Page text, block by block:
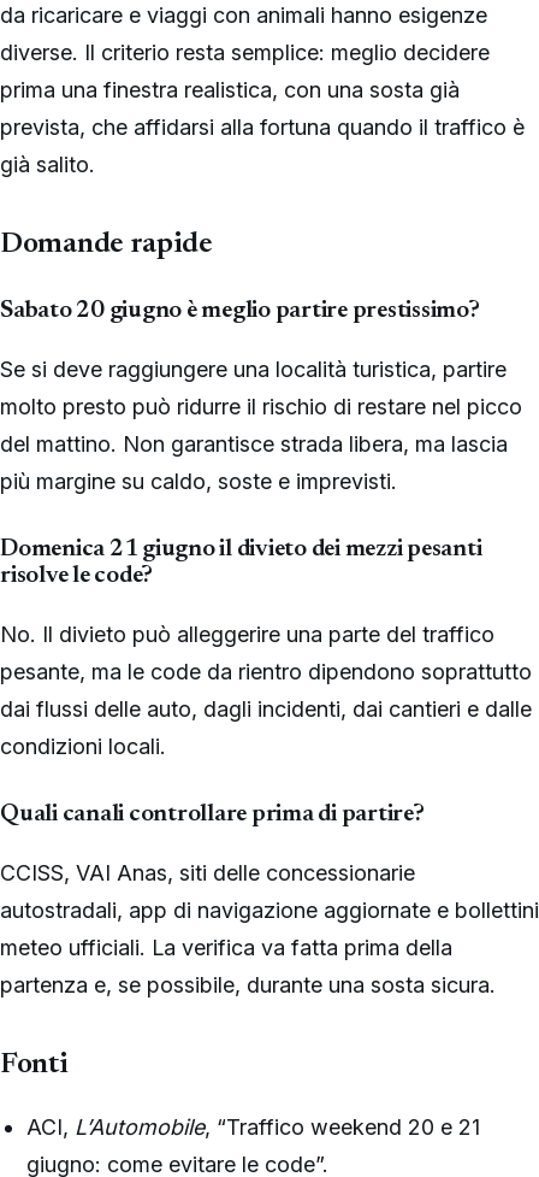
da ricaricare e viaggi con animali hanno esigenze
diverse. Il criterio resta semplice: meglio decidere
prima una finestra realistica, con una sosta già
prevista, che affidarsi alla fortuna quando il traffico è
già salito.
Domande rapide
Sabato 20 giugno è meglio partire prestissimo?
Se si deve raggiungere una località turistica, partire
molto presto può ridurre il rischio di restare nel picco
del mattino. Non garantisce strada libera, ma lascia
più margine su caldo, soste e imprevisti.
Domenica 21 giugno il divieto dei mezzi pesanti
risolve le code?
No. Il divieto può alleggerire una parte del traffico
pesante, ma le code da rientro dipendono soprattutto
dai flussi delle auto, dagli incidenti, dai cantieri e dalle
condizioni locali.
Quali canali controllare prima di partire?
CCISS, VAI Anas, siti delle concessionarie
autostradali, app di navigazione aggiornate e bollettini
meteo ufficiali. La verifica va fatta prima della
partenza e, se possibile, durante una sosta sicura.
Fonti
ACI, L’Automobile, “Traffico weekend 20 e 21
giugno: come evitare le code”.